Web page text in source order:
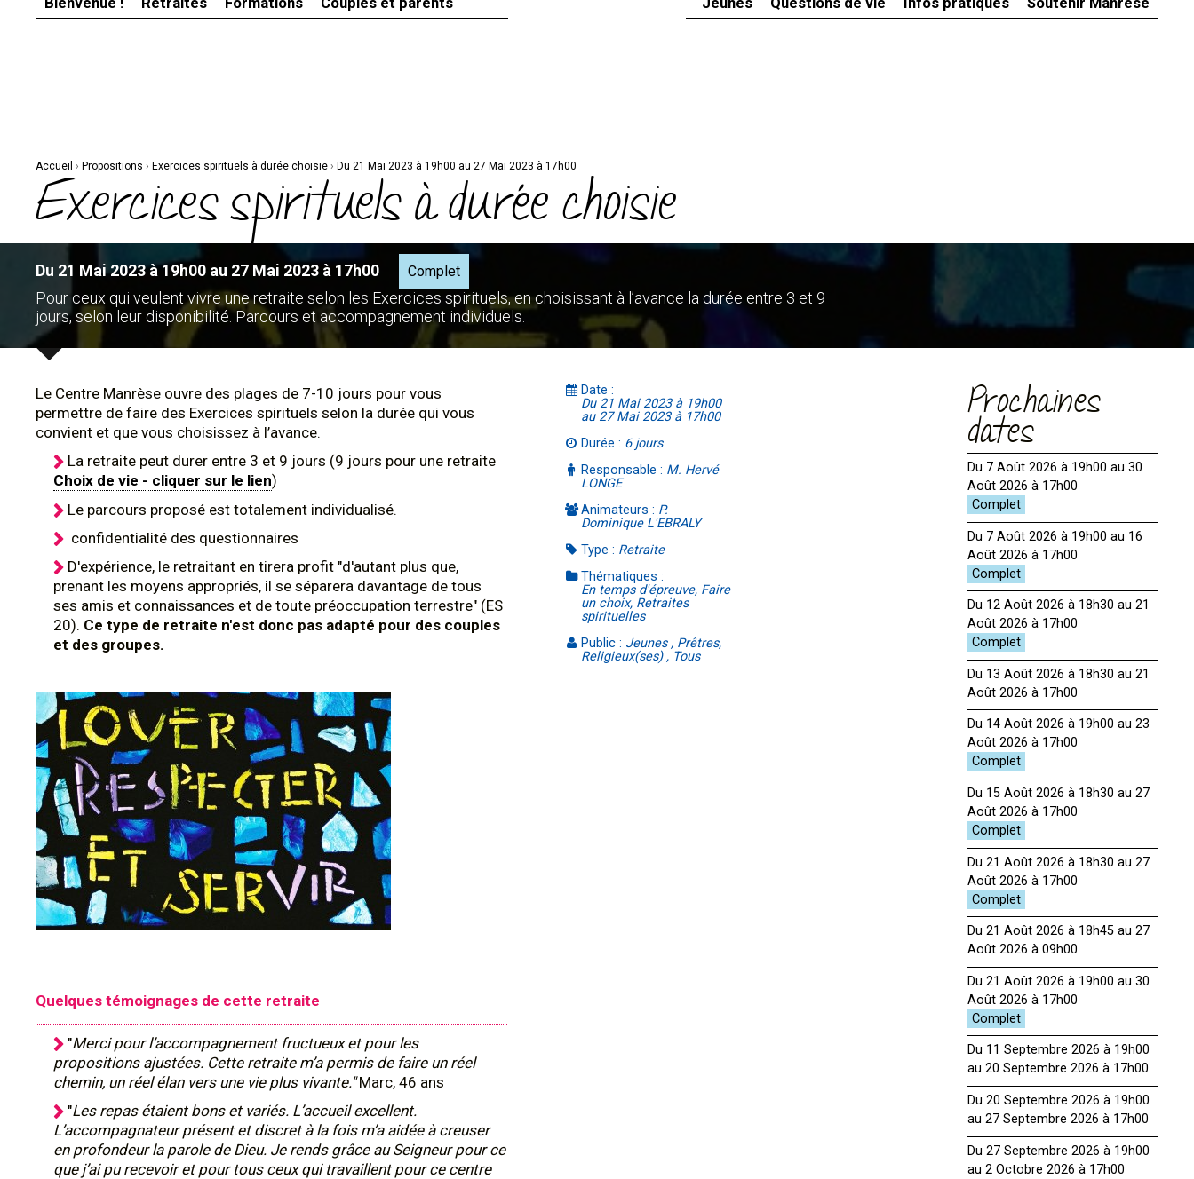
Accueil › Propositions › Exercices spirituels à durée choisie › Du 21 Mai 2023 à 19h00 au 27 Mai 2023 à 17h00
Exercices spirituels à durée choisie
Du 21 Mai 2023 à 19h00 au 27 Mai 2023 à 17h00 Complet
Pour ceux qui veulent vivre une retraite selon les Exercices spirituels, en choisissant à l’avance la durée entre 3 et 9
jours, selon leur disponibilité. Parcours et accompagnement individuels.
Le Centre Manrèse ouvre des plages de 7-10 jours pour vous
permettre de faire des Exercices spirituels selon la durée qui vous
convient et que vous choisissez à l’avance.
La retraite peut durer entre 3 et 9 jours (9 jours pour une retraite
Choix de vie - cliquer sur le lien)
Le parcours proposé est totalement individualisé.
confidentialité des questionnaires
D'expérience, le retraitant en tirera profit "d'autant plus que,
prenant les moyens appropriés, il se séparera davantage de tous
ses amis et connaissances et de toute préoccupation terrestre" (ES
20). Ce type de retraite n'est donc pas adapté pour des couples
et des groupes.
Quelques témoignages de cette retraite
"Merci pour l’accompagnement fructueux et pour les
propositions ajustées. Cette retraite m’a permis de faire un réel
chemin, un réel élan vers une vie plus vivante."Marc, 46 ans
"Les repas étaient bons et variés. L’accueil excellent.
L’accompagnateur présent et discret à la fois m’a aidée à creuser
en profondeur la parole de Dieu. Je rends grâce au Seigneur pour ce
que j’ai pu recevoir et pour tous ceux qui travaillent pour ce centre
Date :
Du 21 Mai 2023 à 19h00
au 27 Mai 2023 à 17h00
Durée : 6 jours
Responsable : M. Hervé
LONGE
Animateurs : P.
Dominique L'EBRALY
Type : Retraite
Thématiques :
En temps d'épreuve, Faire
un choix, Retraites
spirituelles
Public : Jeunes , Prêtres,
Religieux(ses) , Tous
Prochaines
dates
Du 7 Août 2026 à 19h00 au 30
Août 2026 à 17h00
Du 7 Août 2026 à 19h00 au 16
Août 2026 à 17h00
Du 12 Août 2026 à 18h30 au 21
Août 2026 à 17h00
Du 13 Août 2026 à 18h30 au 21
Août 2026 à 17h00
Du 14 Août 2026 à 19h00 au 23
Août 2026 à 17h00
Du 15 Août 2026 à 18h30 au 27
Août 2026 à 17h00
Du 21 Août 2026 à 18h30 au 27
Août 2026 à 17h00
Du 21 Août 2026 à 18h45 au 27
Août 2026 à 09h00
Du 21 Août 2026 à 19h00 au 30
Août 2026 à 17h00
Du 11 Septembre 2026 à 19h00
au 20 Septembre 2026 à 17h00
Du 20 Septembre 2026 à 19h00
au 27 Septembre 2026 à 17h00
Du 27 Septembre 2026 à 19h00
au 2 Octobre 2026 à 17h00